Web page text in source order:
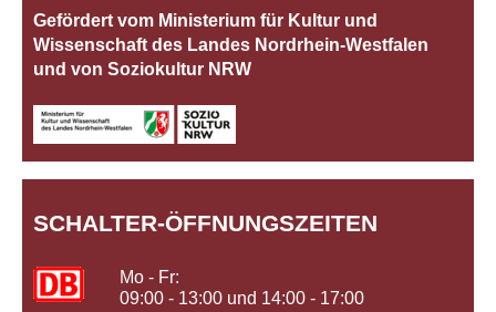
Gefördert vom Ministerium für Kultur und
Wissenschaft des Landes Nordrhein‐Westfalen
und von Soziokultur NRW
SCHALTER-ÖFFNUNGSZEITEN
Mo - Fr:
09:00 - 13:00 und 14:00 - 17:00